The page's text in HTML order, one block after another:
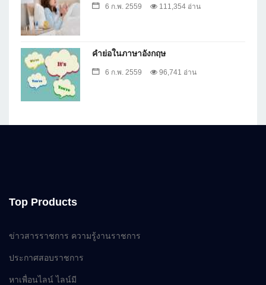
6 ก.พ. 2559 111,354 อ่าน
คำย่อในภาษาอังกฤษ
6 ก.พ. 2559 96,741 อ่าน
Top Products
ข่าวสารราชการ ความรู้งานราชการ
ประกาศสอบราชการ
หาเพื่อนไลน์ ไลน์มี